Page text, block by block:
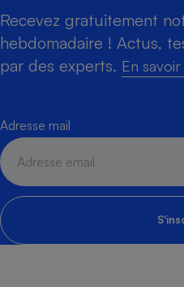
Recevez gratuitement
hebdomadaire ! Actus,
par des experts. En savoir
Adresse mail